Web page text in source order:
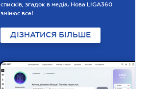
списків, згадок в медіа. Нова LIGA360
змінює все!
ДІЗНАТИСЯ БІЛЬШЕ